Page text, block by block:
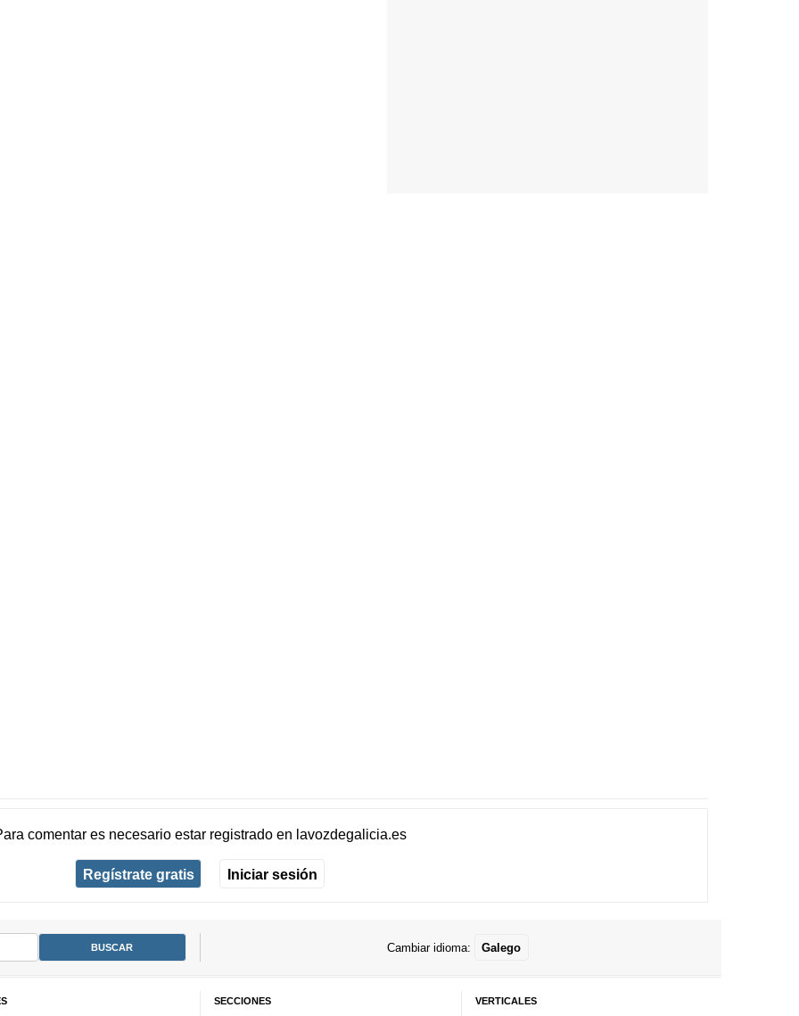
comentar es necesario estar registradoen lavozdegalicia.es
Regístrate gratis Iniciar sesión
Cambiar idioma: Galego
SECCIONES VERTICALES